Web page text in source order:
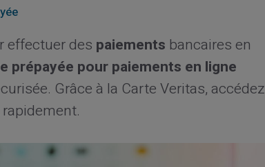
effectuer des paiements bancaires en
prépayée pour paiements en ligne
Grâce à la Carte Veritas, accédez